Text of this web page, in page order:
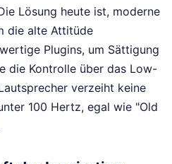
Lösung heute ist, moderne
die alte Attitüde
Plugins, um Sättigung
die Kontrolle über das Low-
verzeiht keine
100 Hertz, egal wie "Old